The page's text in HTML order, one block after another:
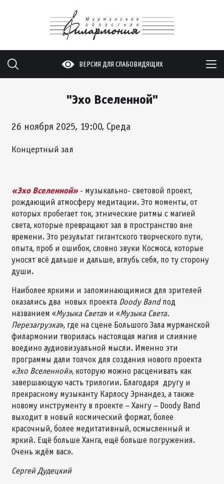
ВЕРСИЯ ДЛЯ СЛАБОВИДЯЩИХ
"Эхо Вселенной"
26 ноября 2025, 19:00, Среда
Концертный зал
«Эхо Вселенной» - музыкально- световой проект,
рождающий атмосферу медитации. Это моменты, от
которых пробегает ток, этнические ритмы с магией
света, которые превращают зал в пространство вне
времени. Это результат гигантского творческого пути,
опыта, проб и ошибок, словно звуки Космоса, которые
уносят всё дальше и дальше, вглубь себя, по ту сторону
души.
Наиболее яркими и запоминающимися для зрителей
оказались два новых проекта Doody Bandпод
названием «Музыка Света» и «Музыка Света.
Перезагрузка», где на сцене Большого Зала мурманской
филармонии творилась настоящая магия и слияние
воедино аудиовизуальной мысли. Именно эти
программы дали толчок для создания нового проекта
«Эхо Вселенной», которую можно расценивать как
завершающую часть трилогии. Благодаря другу и
прекрасному музыканту Карлосу Эрнандез, а также
новому инструменту в проекте – Хангу – Doody Band
выходит в новый космический формат, более
красочный, более медитативный, осмысленный и
яркий. Ещё больше Ханга, ещё больше погружения.
Очень ждём вас».
Сергей Дудецкий